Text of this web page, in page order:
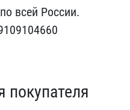
вс​ей России.
покупателя